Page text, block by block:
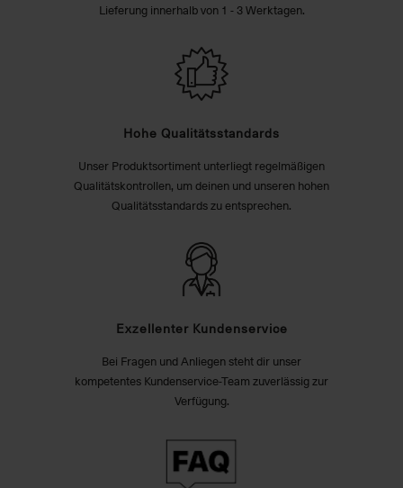
Lieferung innerhalb von 1 - 3 Werktagen.
Hohe Qualitätsstandards
Unser Produktsortiment unterliegt regelmäßigen
Qualitätskontrollen, um deinen und unseren hohen
Qualitätsstandards zu entsprechen.
Exzellenter Kundenservice
Bei Fragen und Anliegen steht dir unser
kompetentes Kundenservice-Team zuverlässig zur
Verfügung.